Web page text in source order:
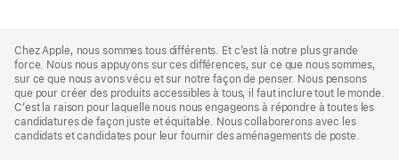
Footer
Chez Apple, nous sommes tous différents. Et c’est là notre plus grande
force. Nous nous appuyons sur ces différences, sur ce que nous sommes,
sur ce que nous avons vécu et sur notre façon de penser. Nous pensons
que pour créer des produits accessibles à tous, il faut inclure tout le monde.
C’est la raison pour laquelle nous nous engageons à répondre à toutes les
candidatures de façon juste et équitable. Nous collaborerons avec les
candidats et candidates pour leur fournir des aménagements de poste.